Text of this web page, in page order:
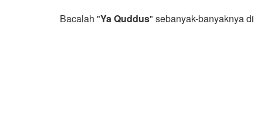
Bacalah "Ya Quddus" sebanyak-banyaknya